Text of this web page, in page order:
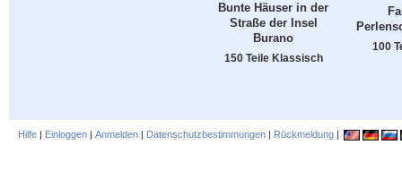
Bunte Häuser in der
Straße der Insel
Burano
150 Teile Klassisch
100
Hilfe | Einloggen | Anmelden | Datenschutzbestimmungen | Rückmeldung |